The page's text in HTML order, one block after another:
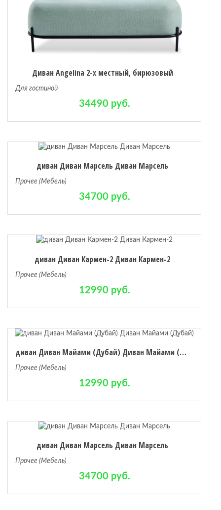
Диван Angelina 2-х местный, бирюзовый
Для гостиной
34490 руб.
диван Диван Марсель Диван Марсель
Прочее (Мебель)
34700 руб.
диван Диван Кармен-2 Диван Кармен-2
Прочее (Мебель)
12990 руб.
диван Диван Майами (Дубай) Диван Майами (Дубай)
Прочее (Мебель)
12990 руб.
диван Диван Марсель Диван Марсель
Прочее (Мебель)
34700 руб.